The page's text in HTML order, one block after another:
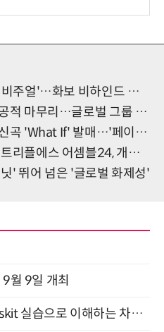
얼'…화보 비하인드 공개
마무리…글로벌 그룹 보인다
If' 발매…'페이퍼모드'의 출발
어셈블24, 개인 콘셉트 컷 공개
' 뛰어 넘은 '글로벌 화제성'
월 9일 개최
“큐비트·양자 알고리즘·Qiskit 실습으로 이해하는 차세대 컴퓨팅” (8/28)